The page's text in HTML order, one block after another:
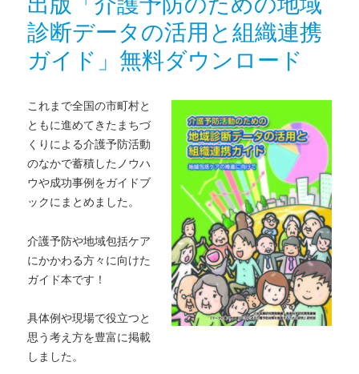
の
地
域
タ
の
用
と
組
織
連
携
ガ
イ
ド」
へ
ー
得！
介
護
予
め
の
サ
ロ
ン
作
り
に
診断データの活用と組織連携
ガイド」無料ダウンロード
これまで全国の市町村と
ともに進めてきたまちづ
くりによる介護予防活動
のなかで蓄積したノウハ
ウや成功事例をガイドブ
ックにまとめました。
介護予防や地域包括ケア
にかかわる方々に向けた
ガイド本です！
具体例や現場で役立つと
思う考え方を豊富に掲載
しました。